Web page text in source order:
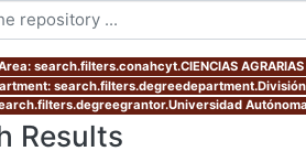
search.filters.conahcyt.CIENCIAS AGRARIAS
Results